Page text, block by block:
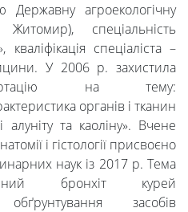
Державну агроекологічну
спеціальність
спеціаліста –
У 2006 р. захистила
на тему:
органів і тканин
та каоліну». Вчене
і гістології присвоєно
наук із 2017 р. Тема
бронхіт курей
засобів